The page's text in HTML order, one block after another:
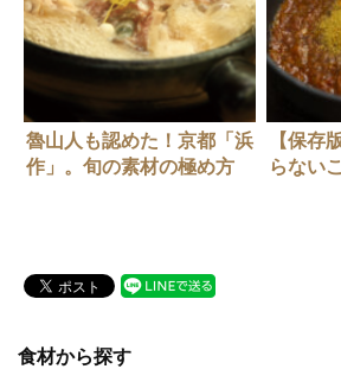
魯山人も認めた！京都「浜
作」。旬の素材の極め方
【保存
らない
食材から探す